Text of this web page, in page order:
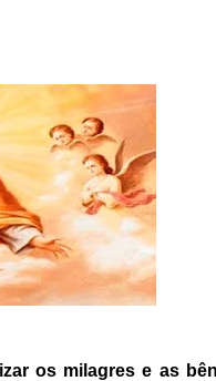
os milagres e as